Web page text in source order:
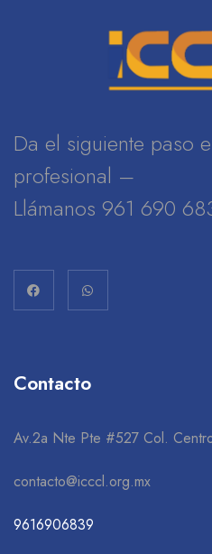
Da el siguiente paso
profesional –
Llámanos 961 690
Contacto
Av.2a Nte Pte #527 Col.
contacto@icccl.org.mx
9616906839